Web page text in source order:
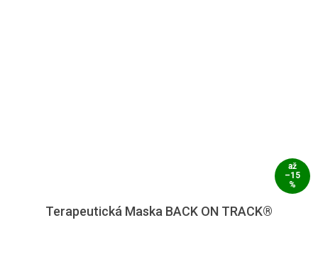
až
–15
%
Terapeutická Maska BACK ON TRACK®